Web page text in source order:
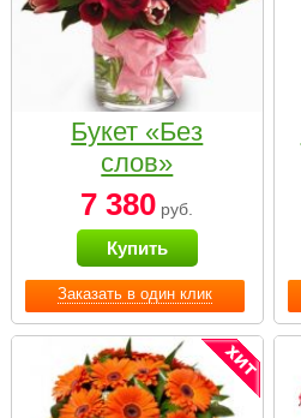
Заказать в один клик
Букет «Без
слов»
7 380 руб.
Купить